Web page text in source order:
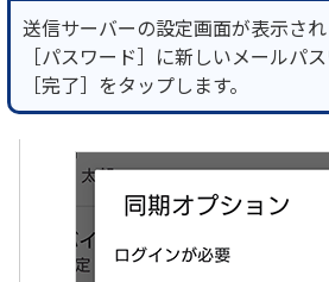
送信サーバーの設定画面が表示され
［パスワード］に新しいメールパ
［完了］をタップします。